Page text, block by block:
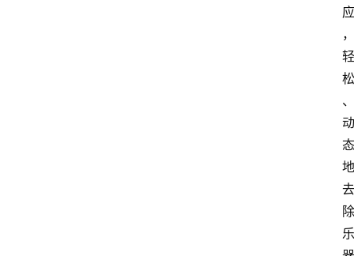
应
，
轻
松
、
动
态
地
去
除
乐